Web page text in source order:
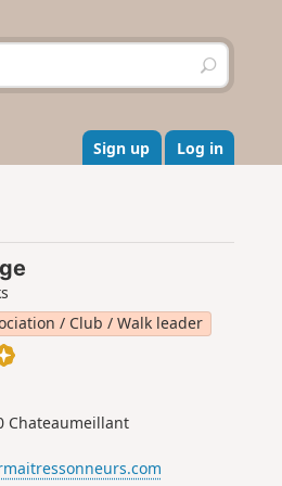
S
e
r
c
h
Sign up Log in
/ Club / Walk leader
Chateaumeillant